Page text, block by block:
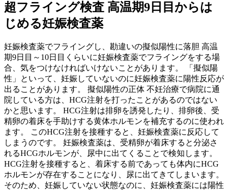
超フライング検査 高温期9日目からは
じめる妊娠検査薬
妊娠検査薬でフライングし、勘違いの擬似陽性に落胆 高温
期9日目～10日目くらいに妊娠検査薬でフライングをする場
合、気をつけなければいけないことがあります。 「擬似陽
性」といって、妊娠していないのに妊娠検査薬に陽性反応が
出ることがあります。 擬似陽性の正体 不妊治療で病院に通
院している方は、HCG注射を打ったことがあるのではない
かと思います。 HCG注射は排卵を誘発したり、排卵後、受
精卵の着床を手助けする黄体ホルモンを補充するのに使われ
ます。 このHCG注射を接種すると、妊娠検査薬に反応して
しまうのです。 妊娠検査薬は、受精卵が着床すると分泌さ
れるHCGホルモンが、尿中に出てくることで検知します。
HCG注射を接種すると、着床する前であっても体内にHCG
ホルモンが存在することになり、尿に出てきてしまいます。
そのため、妊娠していない状態なのに、妊娠検査薬には陽性